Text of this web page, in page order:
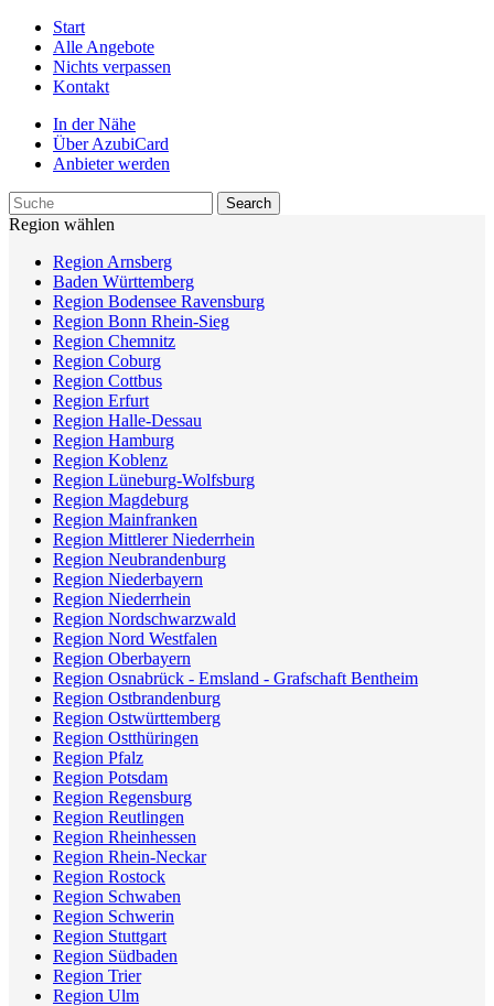
Start
Alle Angebote
Nichts verpassen
Kontakt
In der Nähe
Über AzubiCard
Anbieter werden
Region wählen
Region Arnsberg
Baden Württemberg
Region Bodensee Ravensburg
Region Bonn Rhein-Sieg
Region Chemnitz
Region Coburg
Region Cottbus
Region Erfurt
Region Halle-Dessau
Region Hamburg
Region Koblenz
Region Lüneburg-Wolfsburg
Region Magdeburg
Region Mainfranken
Region Mittlerer Niederrhein
Region Neubrandenburg
Region Niederbayern
Region Niederrhein
Region Nordschwarzwald
Region Nord Westfalen
Region Oberbayern
Region Osnabrück - Emsland - Grafschaft Bentheim
Region Ostbrandenburg
Region Ostwürttemberg
Region Ostthüringen
Region Pfalz
Region Potsdam
Region Regensburg
Region Reutlingen
Region Rheinhessen
Region Rhein-Neckar
Region Rostock
Region Schwaben
Region Schwerin
Region Stuttgart
Region Südbaden
Region Trier
Region Ulm